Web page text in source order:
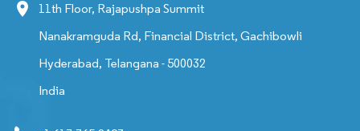
11th Floor, Rajapushpa Summit
Nanakramguda Rd, Financial District, Gachibowli
Hyderabad, Telangana - 500032
India